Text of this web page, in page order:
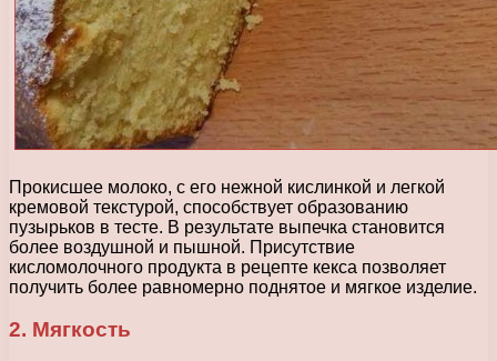
Прокисшее молоко, с его нежной кислинкой и легкой
кремовой текстурой, способствует образованию
пузырьков в тесте. В результате выпечка становится
более воздушной и пышной. Присутствие
кисломолочного продукта в рецепте кекса позволяет
получить более равномерно поднятое и мягкое изделие.
2. Мягкость